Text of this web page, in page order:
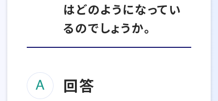
はどのようになってい
るのでしょうか。
回答